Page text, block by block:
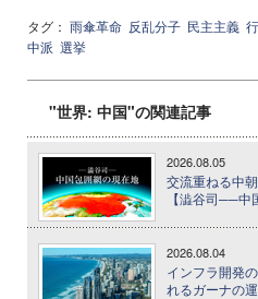
タグ： 雨傘革命 反乱分子 民主主義
中派 選挙
"世界: 中国"の関連記事
2026.08.05
交流重ねる中
【澁谷司──中
2026.08.04
インフラ開発
れるガーナの